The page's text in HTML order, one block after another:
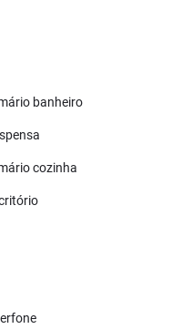
banheiro
cozinha